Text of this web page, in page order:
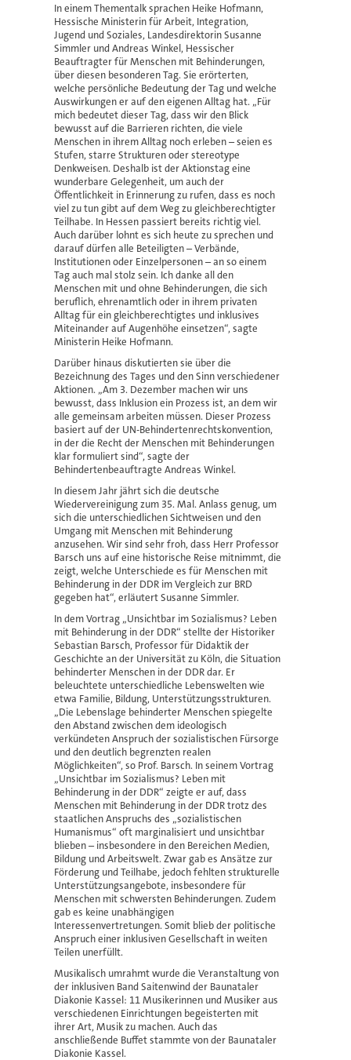
In einem Thementalk sprachen Heike Hofmann,
Hessische Ministerin für Arbeit, Integration,
Jugend und Soziales, Landesdirektorin Susanne
Simmler und Andreas Winkel, Hessischer
Beauftragter für Menschen mit Behinderungen,
über diesen besonderen Tag. Sie erörterten,
welche persönliche Bedeutung der Tag und welche
Auswirkungen er auf den eigenen Alltag hat. „Für
mich bedeutet dieser Tag, dass wir den Blick
bewusst auf die Barrieren richten, die viele
Menschen in ihrem Alltag noch erleben – seien es
Stufen, starre Strukturen oder stereotype
Denkweisen. Deshalb ist der Aktionstag eine
wunderbare Gelegenheit, um auch der
Öffentlichkeit in Erinnerung zu rufen, dass es noch
viel zu tun gibt auf dem Weg zu gleichberechtigter
Teilhabe. In Hessen passiert bereits richtig viel.
Auch darüber lohnt es sich heute zu sprechen und
darauf dürfen alle Beteiligten – Verbände,
Institutionen oder Einzelpersonen – an so einem
Tag auch mal stolz sein. Ich danke all den
Menschen mit und ohne Behinderungen, die sich
beruflich, ehrenamtlich oder in ihrem privaten
Alltag für ein gleichberechtigtes und inklusives
Miteinander auf Augenhöhe einsetzen“, sagte
Ministerin Heike Hofmann.
Darüber hinaus diskutierten sie über die
Bezeichnung des Tages und den Sinn verschiedener
Aktionen. „Am 3. Dezember machen wir uns
bewusst, dass Inklusion ein Prozess ist, an dem wir
alle gemeinsam arbeiten müssen. Dieser Prozess
basiert auf der UN-Behindertenrechtskonvention,
in der die Recht der Menschen mit Behinderungen
klar formuliert sind“, sagte der
Behindertenbeauftragte Andreas Winkel.
In diesem Jahr jährt sich die deutsche
Wiedervereinigung zum 35. Mal. Anlass genug, um
sich die unterschiedlichen Sichtweisen und den
Umgang mit Menschen mit Behinderung
anzusehen. Wir sind sehr froh, dass Herr Professor
Barsch uns auf eine historische Reise mitnimmt, die
zeigt, welche Unterschiede es für Menschen mit
Behinderung in der DDR im Vergleich zur BRD
gegeben hat“, erläutert Susanne Simmler.
In dem Vortrag „Unsichtbar im Sozialismus? Leben
mit Behinderung in der DDR“ stellte der Historiker
Sebastian Barsch, Professor für Didaktik der
Geschichte an der Universität zu Köln, die Situation
behinderter Menschen in der DDR dar. Er
beleuchtete unterschiedliche Lebenswelten wie
etwa Familie, Bildung, Unterstützungsstrukturen.
„Die Lebenslage behinderter Menschen spiegelte
den Abstand zwischen dem ideologisch
verkündeten Anspruch der sozialistischen Fürsorge
und den deutlich begrenzten realen
Möglichkeiten“, so Prof. Barsch. In seinem Vortrag
„Unsichtbar im Sozialismus? Leben mit
Behinderung in der DDR“ zeigte er auf, dass
Menschen mit Behinderung in der DDR trotz des
staatlichen Anspruchs des „sozialistischen
Humanismus“ oft marginalisiert und unsichtbar
blieben – insbesondere in den Bereichen Medien,
Bildung und Arbeitswelt. Zwar gab es Ansätze zur
Förderung und Teilhabe, jedoch fehlten strukturelle
Unterstützungsangebote, insbesondere für
Menschen mit schwersten Behinderungen. Zudem
gab es keine unabhängigen
Interessenvertretungen. Somit blieb der politische
Anspruch einer inklusiven Gesellschaft in weiten
Teilen unerfüllt.
Musikalisch umrahmt wurde die Veranstaltung von
der inklusiven Band Saitenwind der Baunataler
Diakonie Kassel: 11 Musikerinnen und Musiker aus
verschiedenen Einrichtungen begeisterten mit
ihrer Art, Musik zu machen. Auch das
anschließende Buffet stammte von der Baunataler
Diakonie Kassel.